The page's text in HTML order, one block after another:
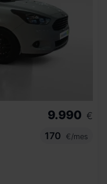
9.990 €
170
€/mes